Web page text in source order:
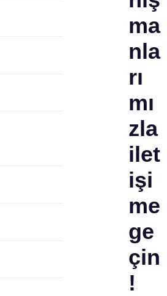
ma
nla
rı
mı
zla
ilet
işi
me
ge
çin
!